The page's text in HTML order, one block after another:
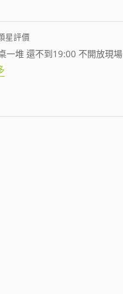
星評價
一堆 還不到19:00 不開放現場